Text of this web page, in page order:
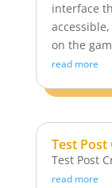
interface
on the
read more
Test Post
Test Post
read more